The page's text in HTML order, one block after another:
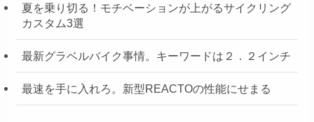
夏を乗り切る！モチベーションが上がるサイクリング
カスタム3選
最新グラベルバイク事情。キーワードは２．２インチ
最速を手に入れろ。新型REACTOの性能にせまる